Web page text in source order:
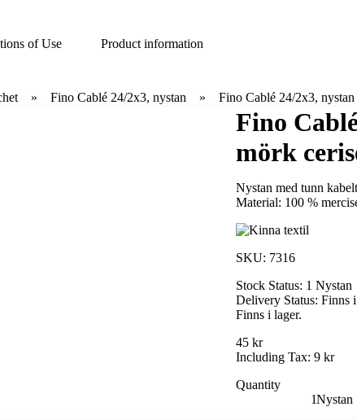
of Use Product information
Fino Cablé 24/2x3, nystan Fino Cablé 24/2x3,
Fino
mörk
Nystan med tunn
Material: 100 %
SKU: 7316
Stock Status: 1 Nystan
Delivery Status: Finns
Finns i lager.
45 kr
Including Tax: 9 kr
Quantity
Nystan